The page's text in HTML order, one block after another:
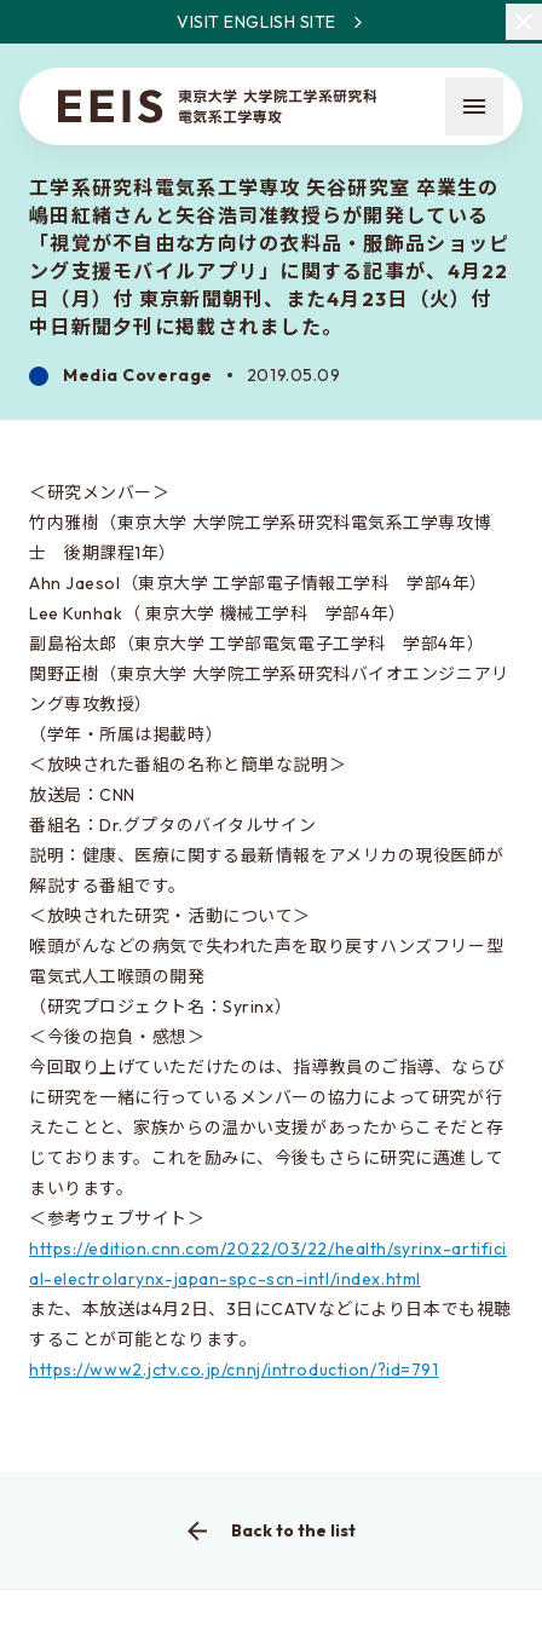
VISIT ENGLISH SITE
What is EEIS
Faculty Members / Research Areas
News
About the entrance examination
Special oral examination for master course
Orientation for the entrance examination
Guide for entrance examinations / Required
files (Guide for entrance examination,
Summary of your desired master/doctor thesis
project and Grade summary sheet)
Information about exam subjects
Entrance Examination FAQ
For those aiming for EEIS
Testimonials of Students
Career paths and Ph.D.
Financial support for graduate students
Reunion
Electrical Engineering Office
Links to related organizations
Contact & Access
Inquiries
About this Site
工学系研究科電気系工学専攻 矢谷研究室 卒業生の
嶋田紅緒さんと矢谷浩司准教授らが開発している
「視覚が不自由な方向けの衣料品・服飾品ショッピ
ング支援モバイルアプリ」に関する記事が、4月22
日（月）付 東京新聞朝刊、また4月23日（火）付
中日新聞夕刊に掲載されました。
Media Coverage 2019.05.09
＜研究メンバー＞
竹内雅樹（東京大学 大学院工学系研究科電気系工学専攻博
士 後期課程1年）
Ahn Jaesol（東京大学 工学部電子情報工学科 学部4年）
Lee Kunhak（ 東京大学 機械工学科 学部4年）
副島裕太郎（東京大学 工学部電気電子工学科 学部4年）
関野正樹（東京大学 大学院工学系研究科バイオエンジニアリ
ング専攻教授）
（学年・所属は掲載時）
＜放映された番組の名称と簡単な説明＞
放送局：CNN
番組名：Dr.グプタのバイタルサイン
説明：健康、医療に関する最新情報をアメリカの現役医師が
解説する番組です。
＜放映された研究・活動について＞
喉頭がんなどの病気で失われた声を取り戻すハンズフリー型
電気式人工喉頭の開発
（研究プロジェクト名：Syrinx）
＜今後の抱負・感想＞
今回取り上げていただけたのは、指導教員のご指導、ならび
に研究を一緒に行っているメンバーの協力によって研究が行
えたことと、家族からの温かい支援があったからこそだと存
じております。これを励みに、今後もさらに研究に邁進して
まいります。
＜参考ウェブサイト＞
https://edition.cnn.com/2022/03/22/health/syrinx-artifici
al-electrolarynx-japan-spc-scn-intl/index.html
また、本放送は4月2日、3日にCATVなどにより日本でも視聴
することが可能となります。
https://www2.jctv.co.jp/cnnj/introduction/?id=791
Back to the list